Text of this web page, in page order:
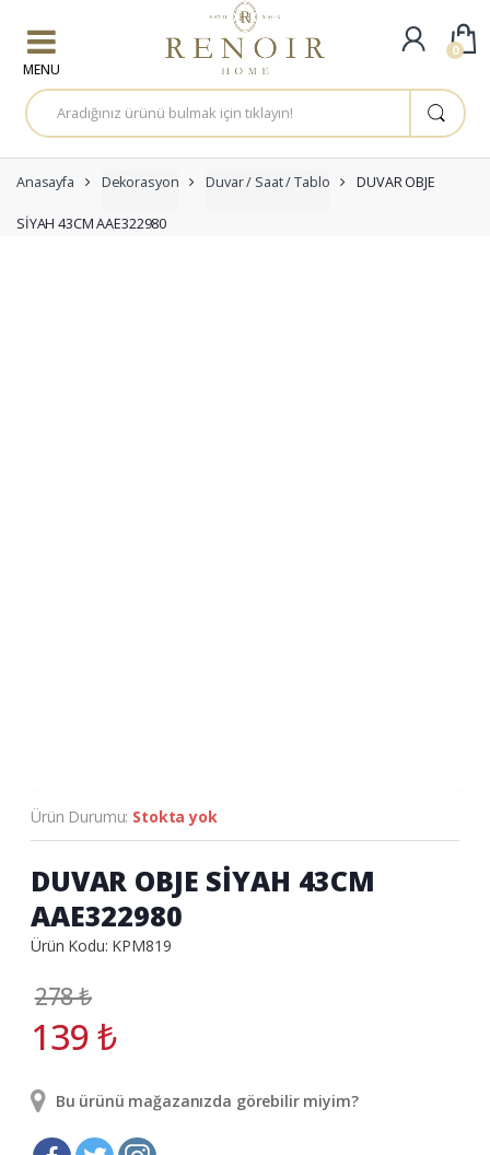
A
r
a
a
:
Anasayfa Dekorasyon Duvar / Saat / Tablo DUVAR OBJE
SİYAH 43CM AAE322980
Ürün Durumu: Stokta yok
DUVAR OBJE SİYAH 43CM
AAE322980
Ürün Kodu: KPM819
278₺
139₺
Bu ürünü mağazanızda görebilir miyim?
0